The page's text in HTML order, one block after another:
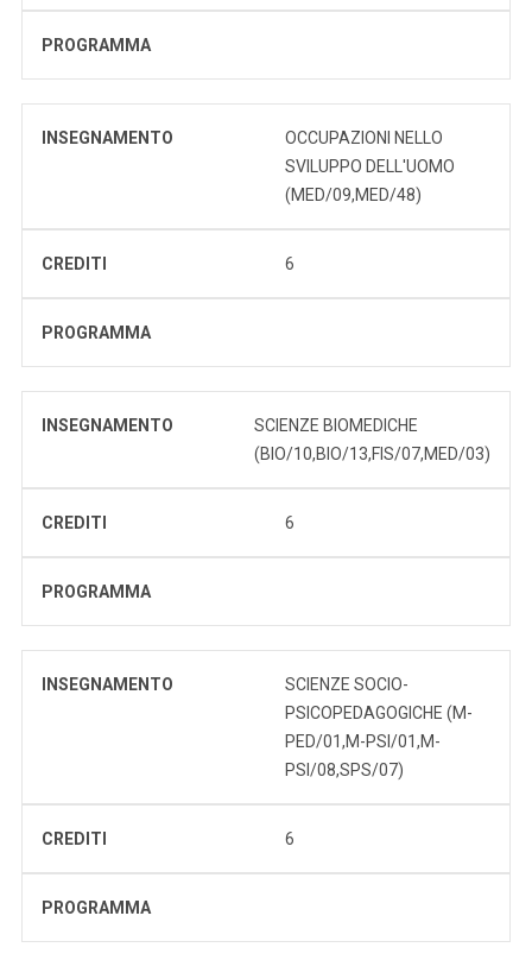
PROGRAMMA
INSEGNAMENTO
OCCUPAZIONI NELLO
SVILUPPO DELL'UOMO
(MED/09,MED/48)
CREDITI 6
PROGRAMMA
INSEGNAMENTO
SCIENZE BIOMEDICHE
(BIO/10,BIO/13,FIS/07,MED/03)
CREDITI 6
PROGRAMMA
INSEGNAMENTO
SCIENZE SOCIO-
PSICOPEDAGOGICHE (M-
PED/01,M-PSI/01,M-
PSI/08,SPS/07)
CREDITI 6
PROGRAMMA